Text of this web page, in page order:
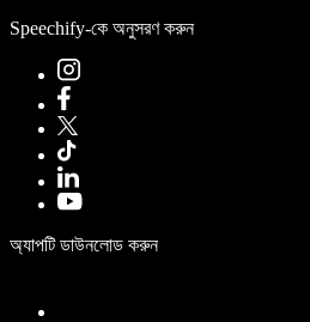
Speechify-কে অনুসরণ করুন
অ্যাপটি ডাউনলোড করুন